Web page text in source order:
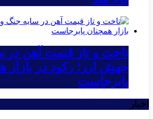
تاخت و تاز قیمت آهن در
جهش ارز؛ رکود در بازار
پابرجاست
اخبار